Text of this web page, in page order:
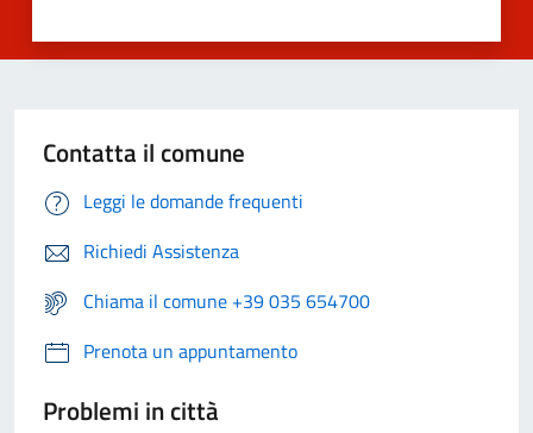
Contatta il comune
Leggi le domande frequenti
Richiedi Assistenza
Chiama il comune +39 035 654700
Prenota un appuntamento
Problemi in città